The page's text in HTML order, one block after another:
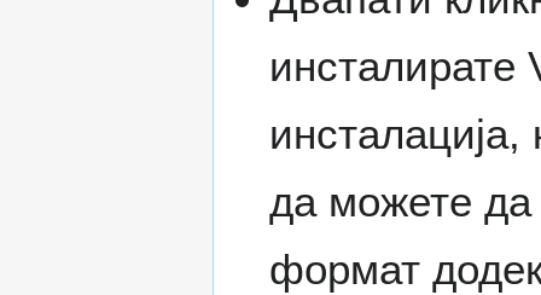
инсталирате
инсталација,
да можете
формат